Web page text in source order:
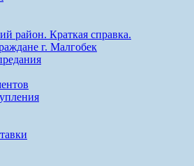
район. Краткая справка.
г. Малгобек